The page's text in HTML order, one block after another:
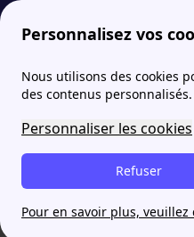
Personnalisez vos
Nous utilisons des cookies
des contenus personnalisés.
Personnaliser les cookies
Refuser
Pour en savoir plus,
papernest Comparateur